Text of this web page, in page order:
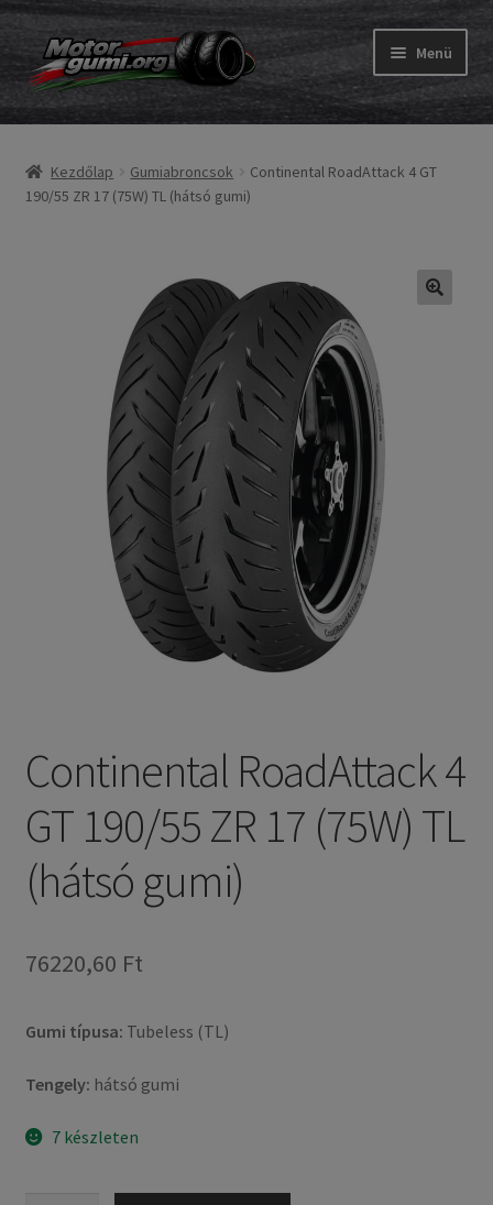
Ugrás
a
navigációhoz
Kilépés
a
tartalomba
Menü
Gumik
Expand
menu
Belső gumi és szalag
Expand
Expand
Kezdőlap Gumiabroncsok
Continental RoadAttack 4 GT
190/55 ZR 17 (75W) TL (hátsó gumi)
Continental RoadAttack 4
GT 190/55 ZR 17 (75W) TL
(hátsó gumi)
76220,60 Ft
Gumi típusa: Tubeless (TL)
Tengely: hátsó gumi
7 készleten